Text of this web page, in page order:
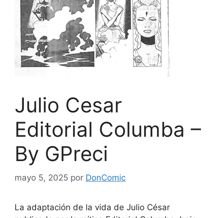
Julio Cesar
Editorial Columba –
By GPreci
mayo 5, 2025 por DonComic
La adaptación de la vida de Julio César